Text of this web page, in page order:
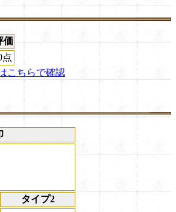
価
点
こちらで確認
タイプ2